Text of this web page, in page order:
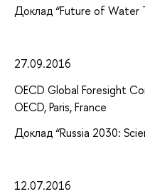
Доклад “Future of Water
27.09.2016
OECD Global Foresight
OECD, Paris, France
Доклад “Russia 2030:
12.07.2016